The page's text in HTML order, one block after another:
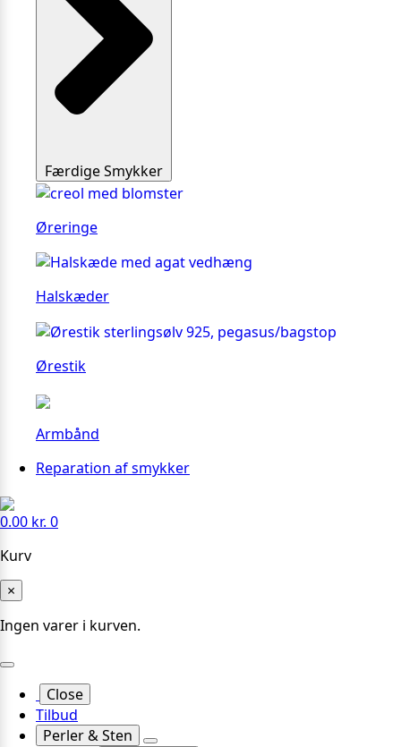
Færdige Smykker
Øreringe
Halskæder
Ørestik
Armbånd
Reparation af smykker
0.00 kr. 0
Kurv
×
Ingen varer i kurven.
Close
Tilbud
Perler & Sten